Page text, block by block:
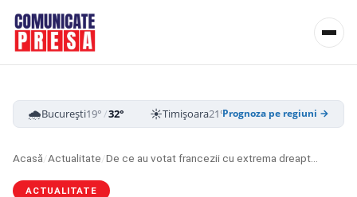
🌧️București19°/32° ☀️Timișoara21°/33° ☁️Cluj-Napoca
Prognoza pe regiuni →
Acasă/Actualitate/
ACTUALITATE